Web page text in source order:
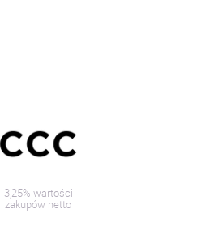
3,25% wartości
zakupów netto